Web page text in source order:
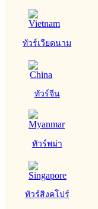
ทัวร์เวียดนาม
ทัวร์จีน
ทัวร์พม่า
ทัวร์สิงคโปร์